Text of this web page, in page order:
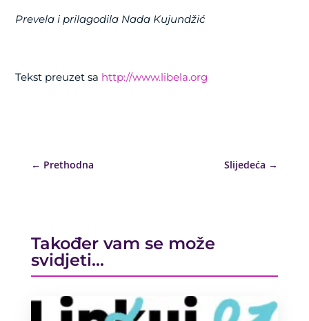
Prevela i prilagodila Nada Kujundžić
Tekst preuzet sa http://www.libela.org
← Prethodna Slijedeća →
Također vam se može
svidjeti…